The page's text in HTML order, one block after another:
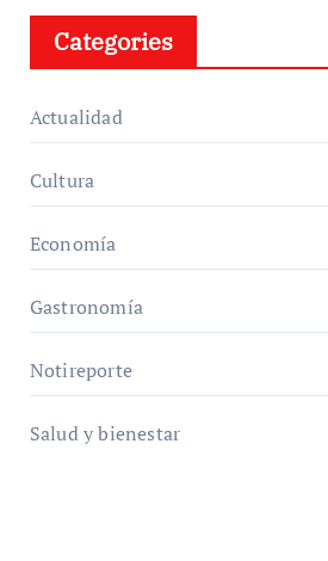
Categories
Actualidad
Cultura
Economía
Gastronomía
Notireporte
Salud y bienestar